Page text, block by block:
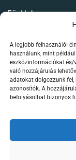
A legjobb felhasználói
használunk, mint
eszközinformációkat és/
való hozzájárulás
adatokat dolgozzunk fel,
azonosítók. A
befolyásolhat bizonyos
Főoldal
Élőállat kereskedés
Forgalmazott
Szaktanácsadás /
Kapcsolat